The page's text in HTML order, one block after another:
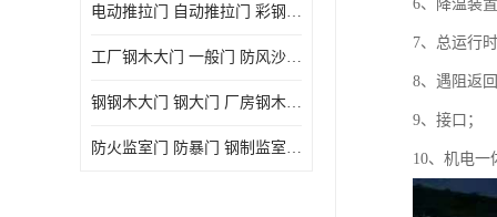
电动推拉门 自动推拉门 彩钢板推拉门 夹芯板推拉门
工厂钢木大门 一般门 防风沙 风砂）门 防严寒门
钢钢木大门 钢大门 厂房钢木大门 高铁站钢木大门
防火监室门 防暴门 钢制监室门 报警监舍门
6、降温装
7、总运行
8、遇阻返
9、接口；
10、机电一